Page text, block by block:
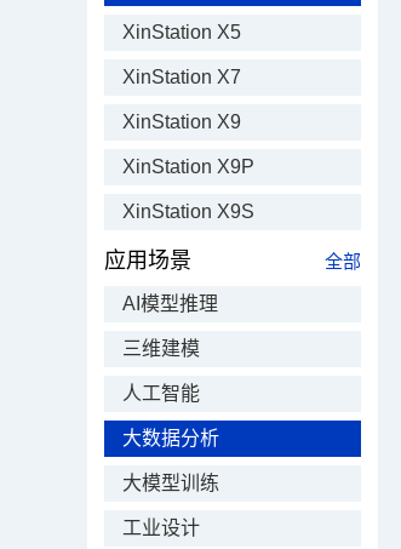
XinStation X5
XinStation X7
XinStation X9
XinStation X9P
XinStation X9S
应用场景 全部
AI模型推理
三维建模
人工智能
大数据分析
大模型训练
工业设计